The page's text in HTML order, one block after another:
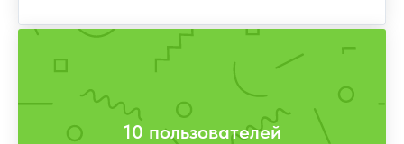
10 пользователей